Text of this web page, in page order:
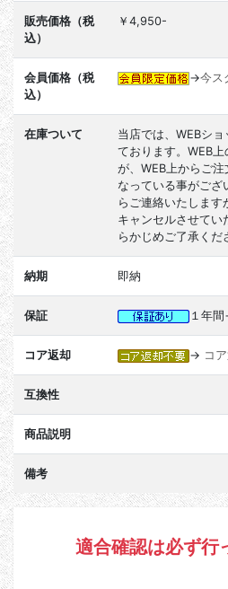
販売価格（税
込）
￥4,950-
会員価格（税
込）
→今ス
在庫ついて
当店では、WEBシ
ております。WEB
が、WEB上からご
なっている事がござ
らご連絡いたします
キャンセルさせてい
らかじめご了承くだ
納期 即納
保証 １年
コア返却 → コ
互換性
商品説明
備考
適合確認は必ず行